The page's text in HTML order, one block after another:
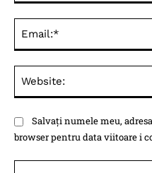
Salvați numele meu,
browser pentru data viitoare i